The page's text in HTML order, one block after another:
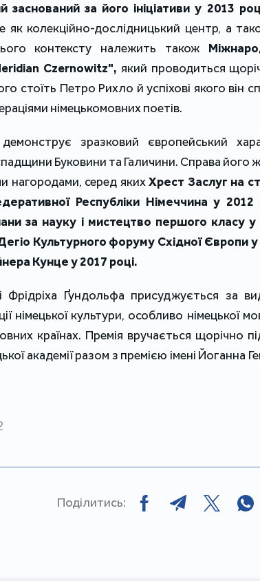
за його ініціативи у 2013
як колекційно-дослідницький центр, а
контексту належить також
Czernowitz", який проводиться
стоїть Петро Рихло й успіхові якого він
німецькомовних поетів.
зразковий європейський
Буковини та Галичини. Справа його
нагородами, серед якихХрест Заслуг на
Республіки Німеччина у 2012
за науку і мистецтво першого класу у
Дегіо Культурного форуму Східної Європи
Кунце у 2017 році.
Ґундольфа присуджується за
німецької культури, особливо німецької
країнах. Премія вручається щорічно
академії разом з премією імені Йоганна
Поділитись: